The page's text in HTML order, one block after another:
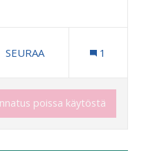
Puistot ja luonto
2 SEURAAJAA
SEURAA 1
poissa käytöstä